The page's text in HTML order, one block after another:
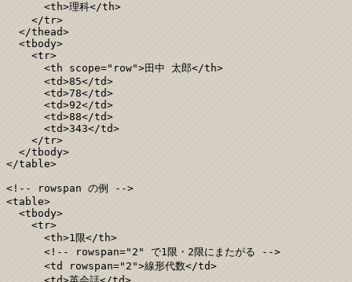
      <th>理科</th>
    </tr>
  </thead>
  <tbody>
    <tr>
      <th scope="row">田中 太郎</th>
      <td>85</td>
      <td>78</td>
      <td>92</td>
      <td>88</td>
      <td>343</td>
    </tr>
  </tbody>
</table>
<!-- rowspan の例 -->
<table>
  <tbody>
    <tr>
      <th>1限</th>
      <!-- rowspan="2" で1限・2限にまたがる -->
      <td rowspan="2">線形代数</td>